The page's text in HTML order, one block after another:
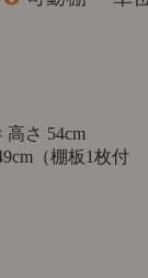
高さ 54cm
（棚板1枚付